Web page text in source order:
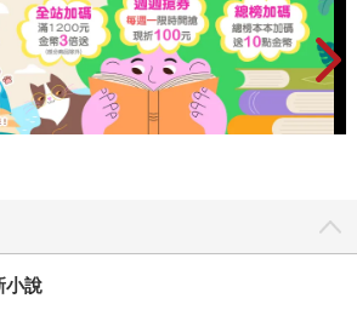
我的鄉土、台灣人情咧？原本以為他
，但他已經接上新的枝枒。當年我沒
一方面是我太都市人了（慚愧慚
感覺；還有我怕蟲，印有複眼和蝴蝶
抱歉，身為讀者竟然這麼沒膽量。 不
綿長的時間軸裡穿梭，用文字拉出時
到位。 爾後《苦雨之地》更是登峰造
學絕對是一種獨有的藝術形式。吳明
小說